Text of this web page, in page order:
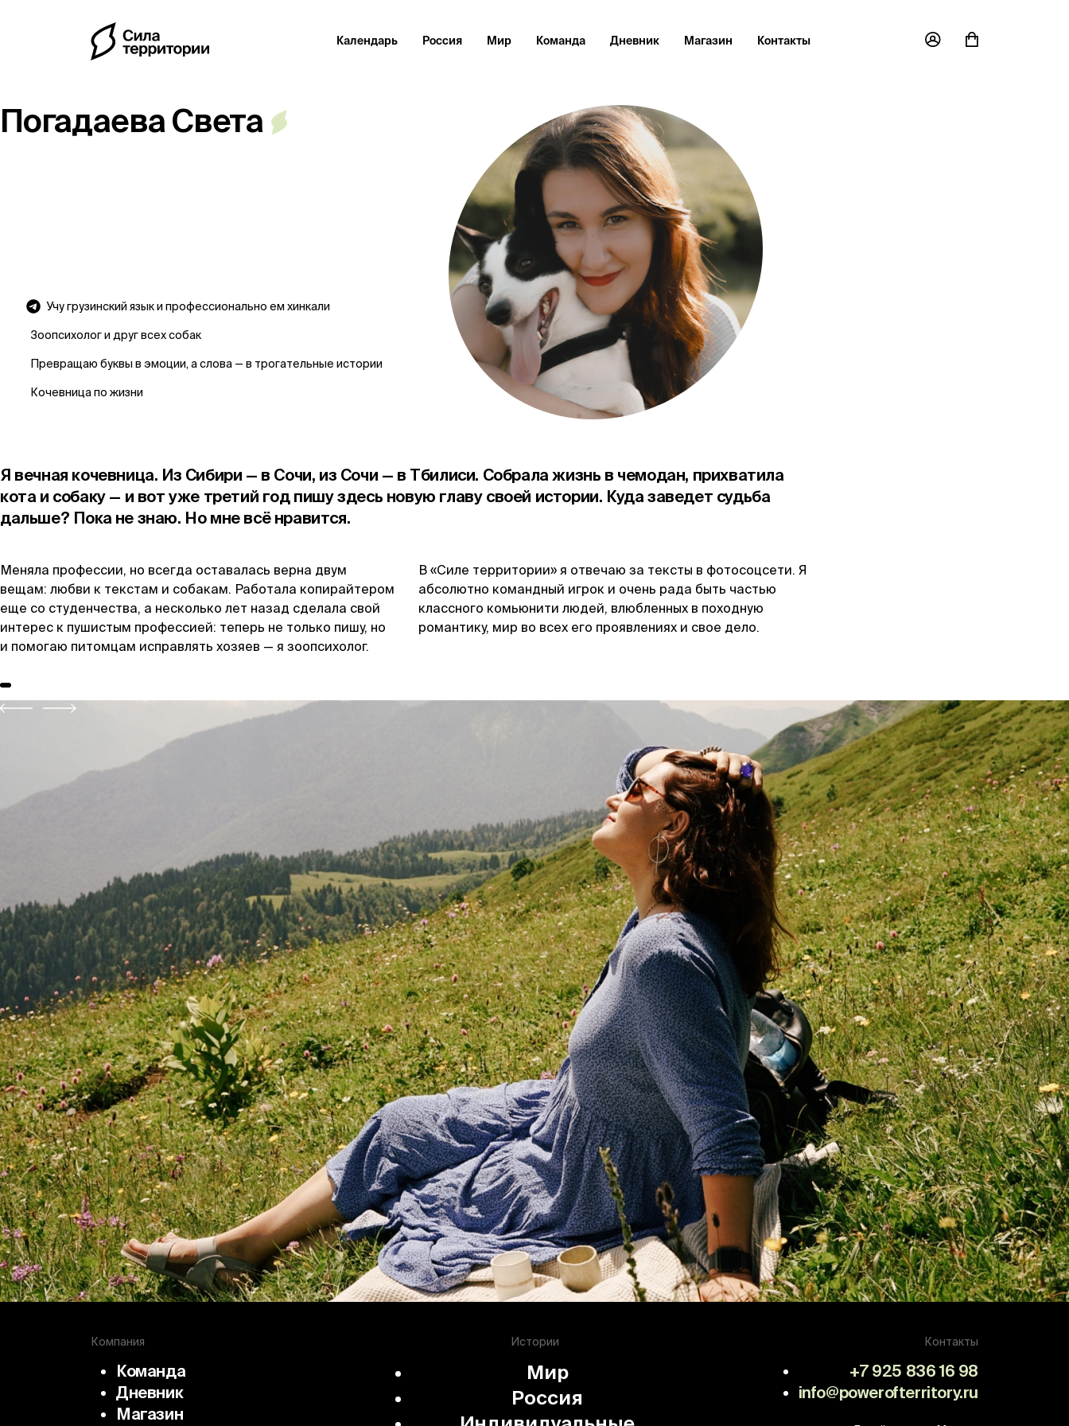
Календарь Россия Мир Команда Дневник Магазин Контакты
Погадаева Света
Учу грузинский язык и профессионально ем хинкали
Зоопсихолог и друг всех собак
Превращаю буквы в эмоции, а слова — в трогательные истории
Кочевница по жизни
Я вечная кочевница. Из Сибири — в Сочи, из Сочи — в Тбилиси. Собрала жизнь в чемодан, прихватила
кота и собаку — и вот уже третий год пишу здесь новую главу своей истории. Куда заведет судьба
дальше? Пока не знаю. Но мне всё нравится.
Меняла профессии, но всегда оставалась верна двум
вещам: любви к текстам и собакам. Работала копирайтером
еще со студенчества, а несколько лет назад сделала свой
интерес к пушистым профессией: теперь не только пишу, но
и помогаю питомцам исправлять хозяев — я зоопсихолог.
В «Силе территории» я отвечаю за тексты в фотосоцсети. Я
абсолютно командный игрок и очень рада быть частью
классного комьюнити людей, влюбленных в походную
романтику, мир во всех его проявлениях и свое дело.
Компания
Команда
Дневник
Магазин
Истории
Мир
Россия
Контакты
+7 925 836 16 98
info@powerofterritory.ru